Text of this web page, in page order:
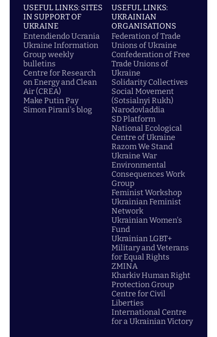
USEFUL LINKS: SITES
IN SUPPORT OF
UKRAINE
Entendiendo Ucrania
Ukraine Information
Group weekly
bulletins
Centre for Research
on Energy and Clean
Air (CREA)
Make Putin Pay
Simon Pirani's blog
USEFUL LINKS:
UKRAINIAN
ORGANISATIONS
Federation of Trade
Unions of Ukraine
Confederation of Free
Trade Unions of
Ukraine
Solidarity Collectives
Social Movement
(Sotsialnyi Rukh)
Narodovladdia
SD Platform
National Ecological
Centre of Ukraine
Razom We Stand
Ukraine War
Environmental
Consequences Work
Group
Feminist Workshop
Ukrainian Feminist
Network
Ukrainian Women's
Fund
Ukrainian LGBT+
Military and Veterans
for Equal Rights
ZMINA
Kharkiv Human Right
Protection Group
Centre for Civil
Liberties
International Centre
for a Ukrainian Victory